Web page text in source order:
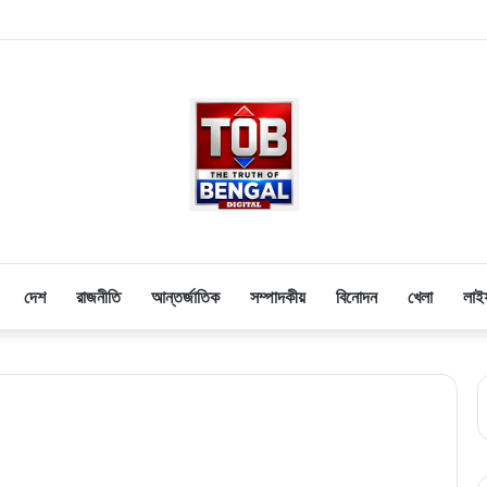
দেশ রাজনীতি আন্তর্জাতিক সম্পাদকীয় বিনোদন খেলা